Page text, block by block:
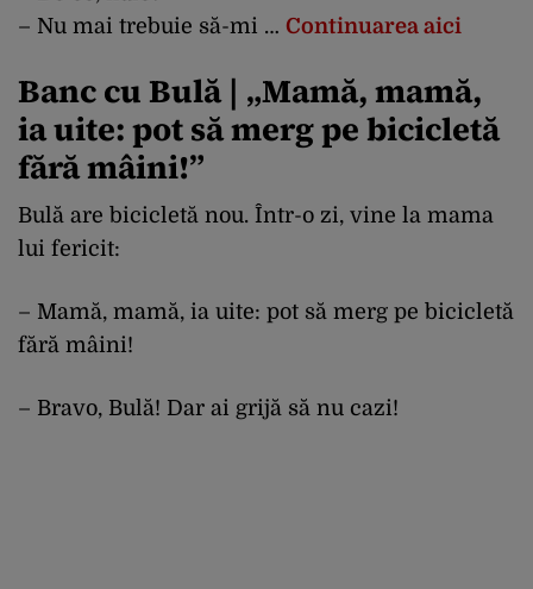
– Nu mai trebuie să-mi … Continuarea aici
Banc cu Bulă | „Mamă, mamă,
ia uite: pot să merg pe bicicletă
fără mâini!”
Bulă are bicicletă nou. Într-o zi, vine la mama
lui fericit:
– Mamă, mamă, ia uite: pot să merg pe bicicletă
fără mâini!
– Bravo, Bulă! Dar ai grijă să nu cazi!